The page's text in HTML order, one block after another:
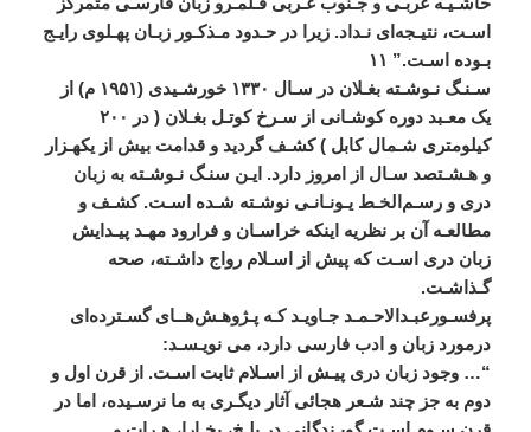
اسـت، نتيـجه ای نـداد.زيرا در حـدود مـذکـور زبـان پهـلوی رايـج
بـوده اسـت.” ۱۱
سـنـگ ‌نـوشـته بغـلان در سـال ۱۳۳۰ خورشـيدی (۱۹۵۱ م) از
يک معـبد دوره کوشـانی از سـرخ کوتـل بغـلان (در ۲۰۰
کيلومتری شـمال کابل )کشـف گرديد و قدامت بيش از يکهـزار
و هـشـتصد سـال از امروز دارد. ايـن سنـگ ‌نـوشـته به زبان
دری و رسـم الخـط يـونـانـی نوشـته شـده اسـت.کشـف و
مطالعـه آن بر نظريه اينکه خراسـان و فرارود مهـد پيـدايش
زبان دری اسـت که پيش از اسـلام رواج داشـته، صحه
گـذاشـت.
پرفسـورعبـدالاحـمـد جـاويـد کـه پـژوهـشهــای گسـترده ای
درمورد زبان و ادب فارسی دارد، می ‌نويـسـد:
“…وجود زبان دری پيـش از اسـلام ثابت اسـت. از قرن اول و
دوم به جز چند شـعر هجائی آثار ديگـری به ما نرسـيده، اما در